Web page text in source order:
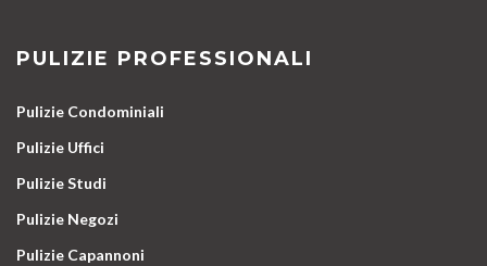
PULIZIE PROFESSIONALI
Pulizie Condominiali
Pulizie Uffici
Pulizie Studi
Pulizie Negozi
Pulizie Capannoni